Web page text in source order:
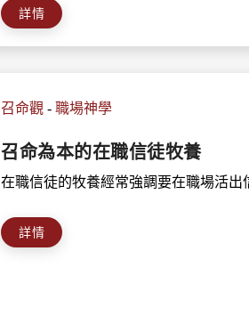
詳情
召命觀 -職場神學
召命為本的在職信徒牧養
在職信徒的牧養經常強調要在職場活
詳情